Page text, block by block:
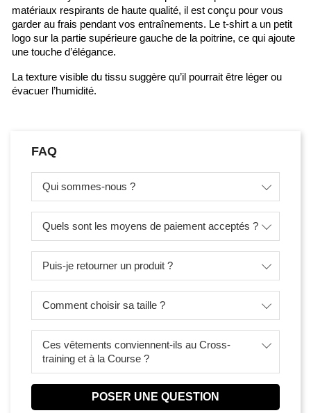
matériaux respirants de haute qualité, il est conçu pour vous
garder au frais pendant vos entraînements. Le t-shirt a un petit
logo sur la partie supérieure gauche de la poitrine, ce qui ajoute
une touche d’élégance.
La texture visible du tissu suggère qu’il pourrait être léger ou
évacuer l’humidité.
FAQ
Qui sommes-nous ?
Quels sont les moyens de paiement acceptés ?
Puis-je retourner un produit ?
Comment choisir sa taille ?
Ces vêtements conviennent-ils au Cross-
training et à la Course ?
POSER UNE QUESTION